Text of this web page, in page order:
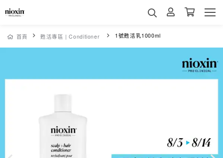
首頁 甦活專區 | Conditioner 1號甦活乳1000ml